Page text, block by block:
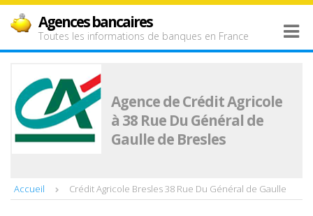
Agences bancaires
Toutes les informations de banques en France
Agence de Crédit Agricole
à 38 Rue Du Général de
Gaulle de Bresles
Accueil Crédit Agricole Bresles 38 Rue Du Général de Gaulle